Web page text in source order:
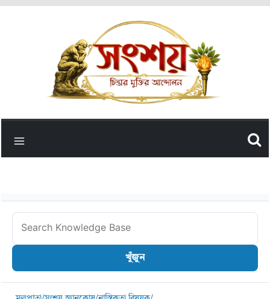
Search
Knowledge
খুঁজুন